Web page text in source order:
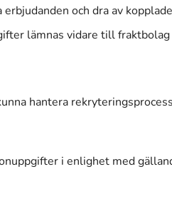
och dra av
lämnas vidare till
hantera
i enlighet med